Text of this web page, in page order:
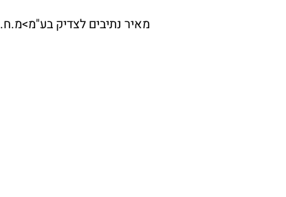
מאיר נתיבים לצדיק בע"מ>מ.ח. 514511500> אברהם שיף 9 ירושלים> 0522953216a@gamail.com >